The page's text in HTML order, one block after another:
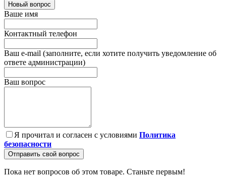
Новый вопрос
Ваше имя
Контактный телефон
Ваш e-mail (заполните, если хотите получить уведомление об
ответе администрации)
Ваш вопрос
Я прочитал и согласен с условиями Политика
безопасности
Отправить свой вопрос
Пока нет вопросов об этом товаре. Станьте первым!